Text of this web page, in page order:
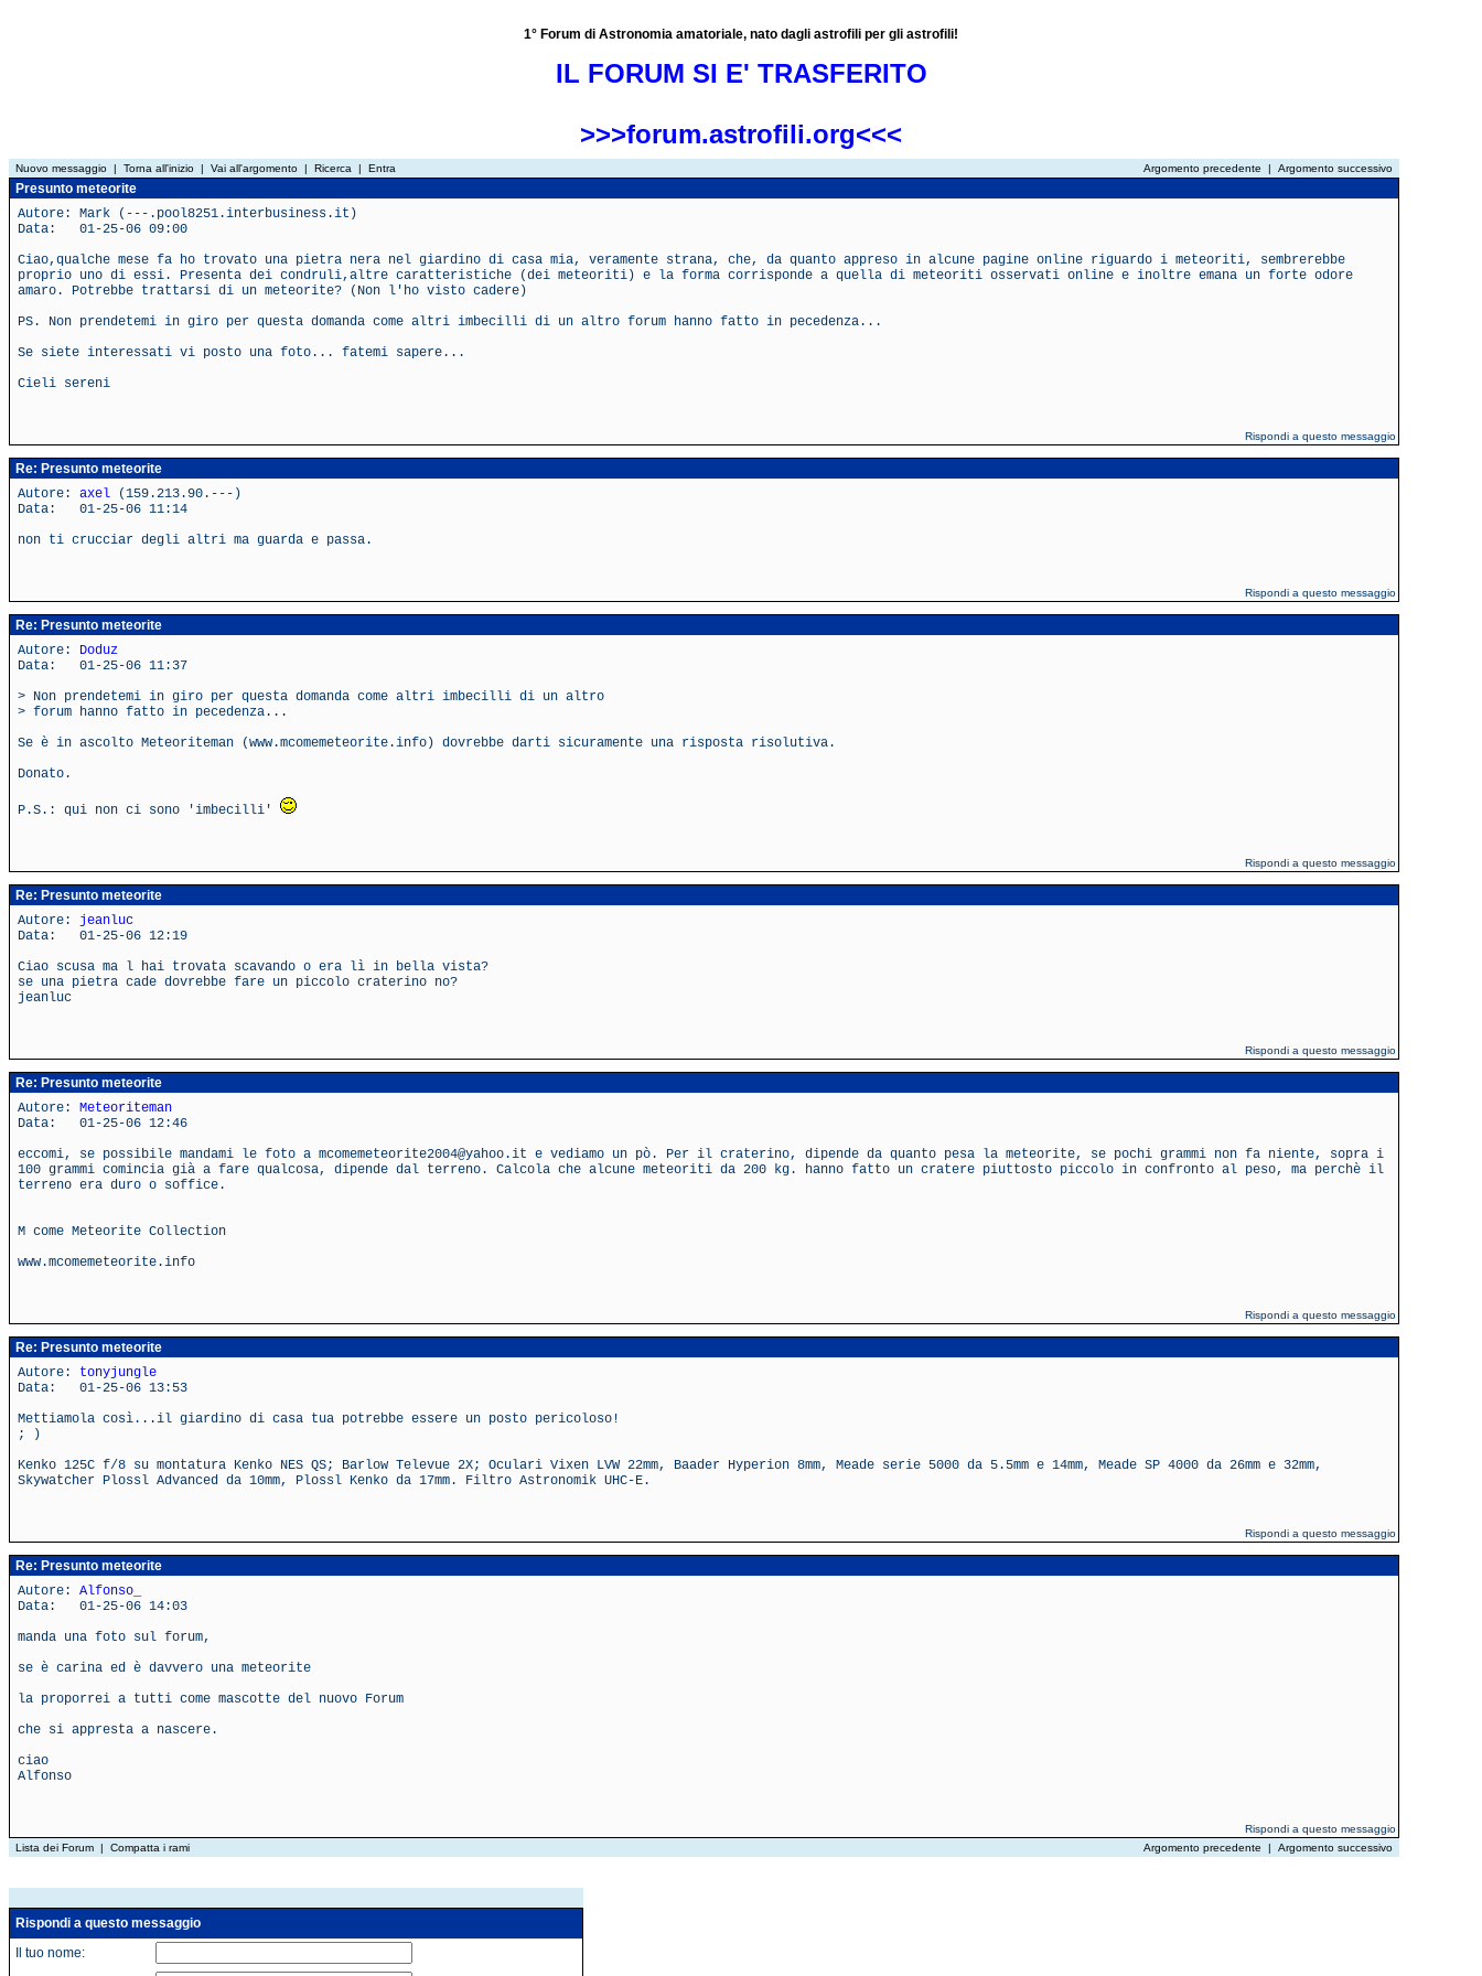
1° Forum di Astronomia amatoriale, nato dagli astrofili per gli astrofili!
IL FORUM SI E' TRASFERITO
>>>forum.astrofili.org<<<
Nuovo messaggio | Torna all'inizio | Vai all'argomento | Ricerca | Entra Argomento precedente | Argomento successivo
Presunto meteorite
Autore: Mark (---.pool8251.interbusiness.it)
Data: 01-25-06 09:00
Ciao,qualche mese fa ho trovato una pietra nera nel giardino di casa mia, veramente strana, che, da quanto appreso in alcune pagine online riguardo i meteoriti, sembrerebbe
proprio uno di essi. Presenta dei condruli,altre caratteristiche (dei meteoriti) e la forma corrisponde a quella di meteoriti osservati online e inoltre emana un forte odore
amaro. Potrebbe trattarsi di un meteorite? (Non l'ho visto cadere)
PS. Non prendetemi in giro per questa domanda come altri imbecilli di un altro forum hanno fatto in pecedenza...
Se siete interessati vi posto una foto... fatemi sapere...
Cieli sereni
Rispondi a questo messaggio
Re: Presunto meteorite
Autore: axel (159.213.90.---)
Data: 01-25-06 11:14
non ti crucciar degli altri ma guarda e passa.
Rispondi a questo messaggio
Re: Presunto meteorite
Autore: Doduz
Data: 01-25-06 11:37
> Non prendetemi in giro per questa domanda come altri imbecilli di un altro
> forum hanno fatto in pecedenza...
Se è in ascolto Meteoriteman (www.mcomemeteorite.info) dovrebbe darti sicuramente una risposta risolutiva.
Donato.
P.S.: qui non ci sono 'imbecilli'
Rispondi a questo messaggio
Re: Presunto meteorite
Autore: jeanluc
Data: 01-25-06 12:19
Ciao scusa ma l hai trovata scavando o era lì in bella vista?
se una pietra cade dovrebbe fare un piccolo craterino no?
jeanluc
Rispondi a questo messaggio
Re: Presunto meteorite
Autore: Meteoriteman
Data: 01-25-06 12:46
eccomi, se possibile mandami le foto a mcomemeteorite2004@yahoo.it e vediamo un pò. Per il craterino, dipende da quanto pesa la meteorite, se pochi grammi non fa niente, sopra i
100 grammi comincia già a fare qualcosa, dipende dal terreno. Calcola che alcune meteoriti da 200 kg. hanno fatto un cratere piuttosto piccolo in confronto al peso, ma perchè il
terreno era duro o soffice.
M come Meteorite Collection
www.mcomemeteorite.info
Rispondi a questo messaggio
Re: Presunto meteorite
Autore: tonyjungle
Data: 01-25-06 13:53
Mettiamola così...il giardino di casa tua potrebbe essere un posto pericoloso!
; )
Kenko 125C f/8 su montatura Kenko NES QS; Barlow Televue 2X; Oculari Vixen LVW 22mm, Baader Hyperion 8mm, Meade serie 5000 da 5.5mm e 14mm, Meade SP 4000 da 26mm e 32mm,
Skywatcher Plossl Advanced da 10mm, Plossl Kenko da 17mm. Filtro Astronomik UHC-E.
Rispondi a questo messaggio
Re: Presunto meteorite
Autore: Alfonso_
Data: 01-25-06 14:03
manda una foto sul forum,
se è carina ed è davvero una meteorite
la proporrei a tutti come mascotte del nuovo Forum
che si appresta a nascere.
ciao
Alfonso
Rispondi a questo messaggio
Lista dei Forum | Compatta i rami Argomento precedente | Argomento successivo
Rispondi a questo messaggio
Il tuo nome: